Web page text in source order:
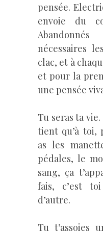
pensée.
envoie du
nécessaires
clac, et à
et pour la
une pensée
Tu seras ta
tient qu’à toi,
as les
pédales, le
sang, ça
fais, c’est
d’autre.
Tu t’assoies